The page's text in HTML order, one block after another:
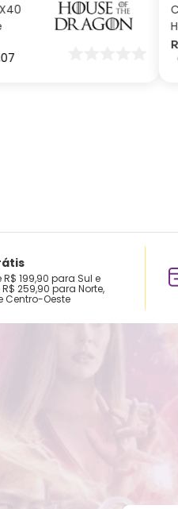
07
199,90 para Sul e
259,90 para Norte,
Centro-Oeste